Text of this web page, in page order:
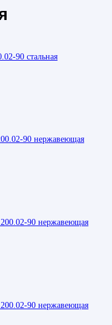
90 стальная
90 нержавеющая
90 нержавеющая
90 нержавеющая